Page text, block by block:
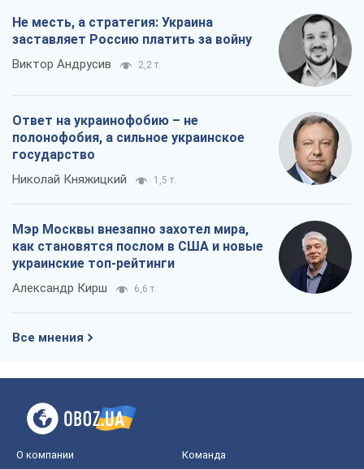
Не месть, а стратегия: Украина
заставляет Россию платить за войну
Виктор Андрусив 2,2 т.
Ответ на украинофобию – не
полонофобия, а сильное украинское
государство
Николай Княжицкий 1,5 т.
Мэр Москвы внезапно захотел мира,
как становятся послом в США и новые
украинские топ-рейтинги
Александр Кирш 6,6 т.
Все мнения
О компании Команда